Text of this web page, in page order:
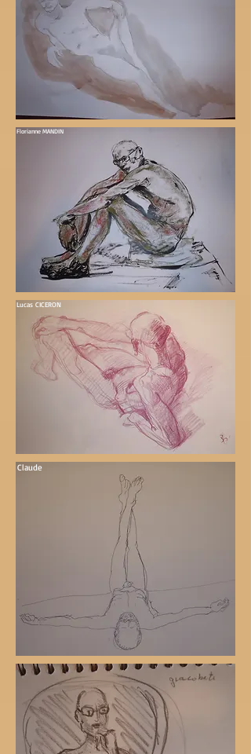
Florianne MANDIN
Lucas CICERON
Claude